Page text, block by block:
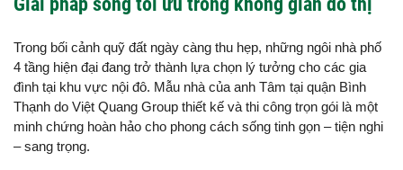
Trong bối cảnh quỹ đất ngày càng thu hẹp, những ngôi nhà phố
4 tầng hiện đại đang trở thành lựa chọn lý tưởng cho các gia
đình tại khu vực nội đô. Mẫu nhà của anh Tâm tại quận Bình
Thạnh do Việt Quang Group thiết kế và thi công trọn gói là một
minh chứng hoàn hảo cho phong cách sống tinh gọn – tiện nghi
– sang trọng.